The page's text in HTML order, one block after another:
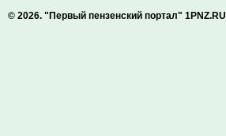
© 2026. "Первый пензенский портал" 1PNZ.RU